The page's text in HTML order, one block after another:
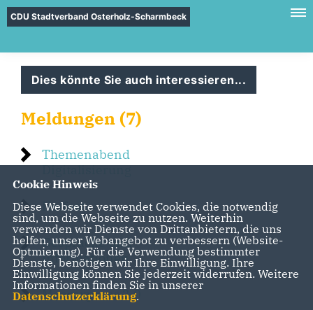
CDU Stadtverband Osterholz-Scharmbeck
Dies könnte Sie auch interessieren...
Meldungen (7)
Themenabend
Digitalisierung
Hoffest
Gespräche und
Informationen
Moorexpress 2.0
Cookie Hinweis
Diese Webseite verwendet Cookies, die notwendig
sind, um die Webseite zu nutzen. Weiterhin
verwenden wir Dienste von Drittanbietern, die uns
helfen, unser Webangebot zu verbessern (Website-
Optmierung). Für die Verwendung bestimmter
Dienste, benötigen wir Ihre Einwilligung. Ihre
Einwilligung können Sie jederzeit widerrufen. Weitere
Informationen finden Sie in unserer
Datenschutzerklärung.